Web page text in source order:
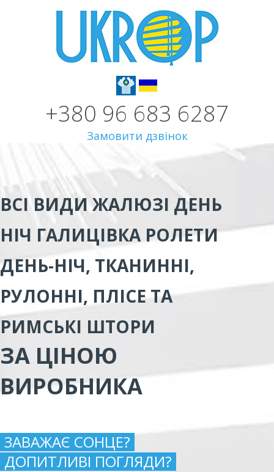
+380 96 683 6287
Замовити дзвінок
ВСІ ВИДИЖАЛЮЗІ ДЕНЬ
НІЧ ГАЛИЦІВКА РОЛЕТИ
ДЕНЬ-НІЧ, ТКАНИННІ,
РУЛОННІ, ПЛІСЕ ТА
РИМСЬКІ ШТОРИ
ЗА ЦІНОЮ
ВИРОБНИКА
ЗАВАЖАЄ СОНЦЕ?
ДОПИТЛИВІ ПОГЛЯДИ?